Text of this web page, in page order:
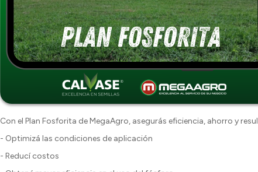
Con el Plan Fosforita de MegaAgro, asegurás eficiencia, ahorro y
- Optimizá las condiciones de aplicación
- Reducí costos